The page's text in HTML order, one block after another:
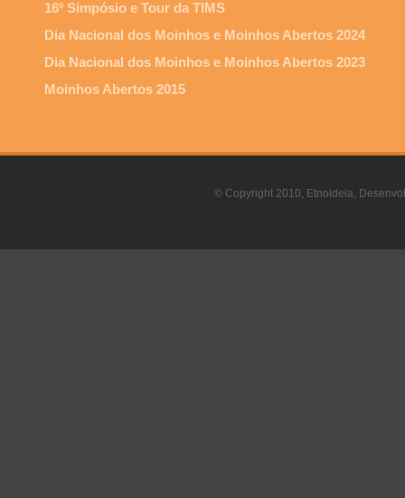
16º Simpósio e Tour da TIMS
Dia Nacional dos Moinhos e Moinhos Abertos 2024
Dia Nacional dos Moinhos e Moinhos Abertos 2023
Moinhos Abertos 2015
© Copyright 2010, Etnoideia,